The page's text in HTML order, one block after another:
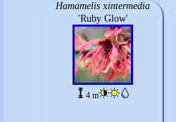
Hamamelis xintermedia
'Ruby Glow'
4 m